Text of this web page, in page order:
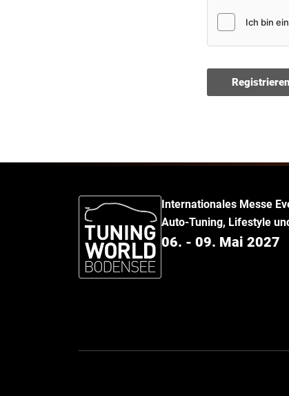
Registrieren
Internationales Messe
Auto-Tuning, Lifestyle
06. - 09. Mai 2027